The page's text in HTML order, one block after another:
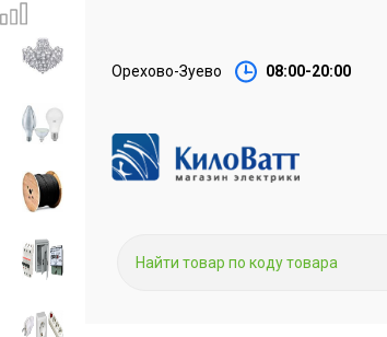
Орехово-Зуево 08:00-20:00